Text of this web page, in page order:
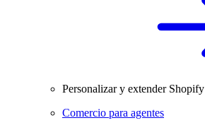
Personalizar y extender Shopify
Comercio para agentes